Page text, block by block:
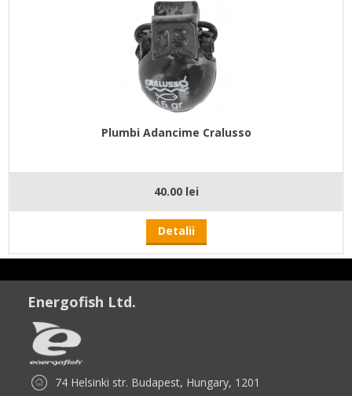
Plumbi Adancime Cralusso
40.00 lei
Detalii
Energofish Ltd.
74 Helsinki str. Budapest, Hungary, 1201